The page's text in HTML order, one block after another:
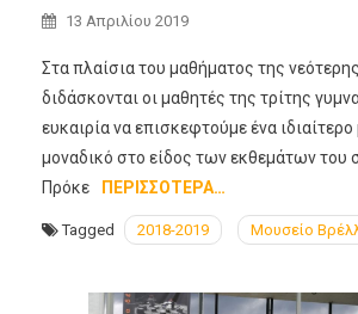
13 Απριλίου 2019
Στα πλαίσια του μαθήματος της
διδάσκονται οι μαθητές της τρίτης
ευκαιρία να επισκεφτούμε ένα
μοναδικό στο είδος των εκθεμάτων του
Πρόκε
ΠΕΡΙΣΣΌΤΕΡΑ…
Tagged 2018-2019 Μουσείο